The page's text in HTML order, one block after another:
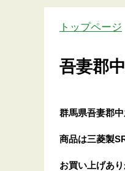
トップページ
吾妻郡
群馬県吾妻郡
商品は三菱製
お買い上げあ